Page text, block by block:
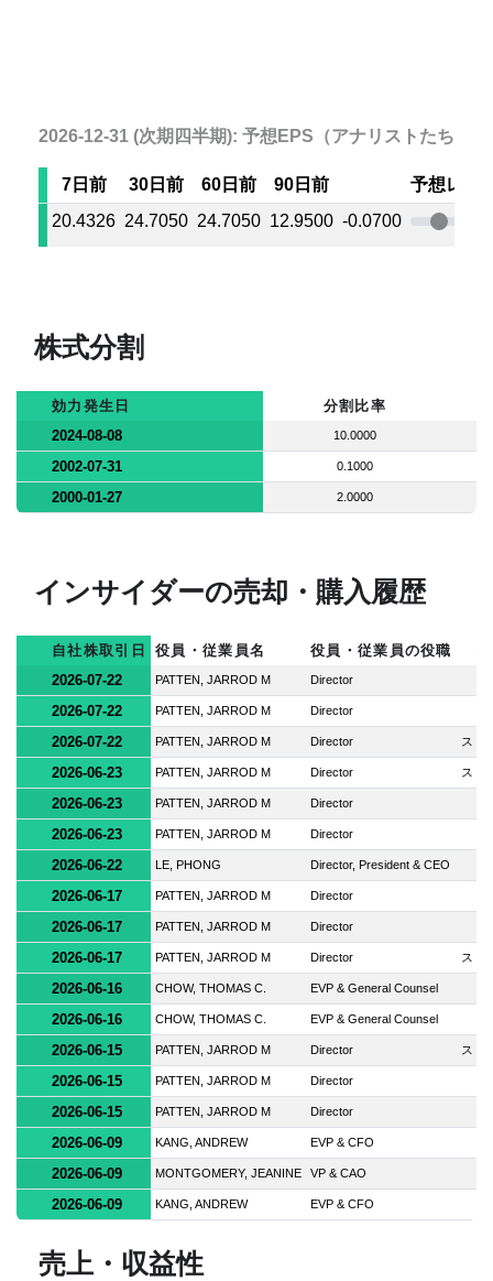
2026-12-31 (次期四半期): 予想EPS（アナリストたちの
7日前 30日前 60日前 90日前
予想レン
20.4326 24.7050 24.7050 12.9500 -0.0700
株式分割
効力発生日
分割比率
2024-08-08
10.0000
2002-07-31 0.1000
2000-01-27 2.0000
インサイダーの売却・購入履歴
自社株取引日 役員・従業員名 役員・従業員の役職
2026-07-22
PATTEN, JARROD M Director
2026-07-22 PATTEN, JARROD M Director
2026-07-22 PATTEN, JARROD M Director スト
2026-06-23 PATTEN, JARROD M Director スト
2026-06-23 PATTEN, JARROD M Director
2026-06-23 PATTEN, JARROD M Director
2026-06-22 LE, PHONG Director, President & CEO
2026-06-17 PATTEN, JARROD M Director
2026-06-17 PATTEN, JARROD M Director
2026-06-17 PATTEN, JARROD M Director スト
2026-06-16 CHOW, THOMAS C. EVP & General Counsel
2026-06-16 CHOW, THOMAS C. EVP & General Counsel
2026-06-15 PATTEN, JARROD M Director スト
2026-06-15 PATTEN, JARROD M Director
2026-06-15 PATTEN, JARROD M Director
2026-06-09 KANG, ANDREW EVP & CFO
2026-06-09 MONTGOMERY, JEANINE VP & CAO
2026-06-09 KANG, ANDREW EVP & CFO
売上・収益性